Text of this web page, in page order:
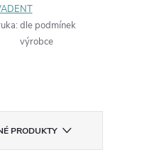
: dle podmínek
výrobce
PRODUKTY